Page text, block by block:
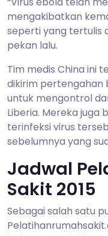
mengakibatkan
seperti yang tertulis
pekan lalu.
Tim medis China ini
dikirim pertengahan
untuk mengontrol
Liberia. Mereka juga
terinfeksi virus
sebelumnya yang
Jadwal
Sakit 2015
Sebagai salah satu